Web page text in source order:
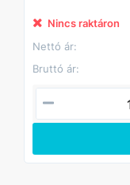
Nincs raktáron
Nettó ár:
Bruttó ár: